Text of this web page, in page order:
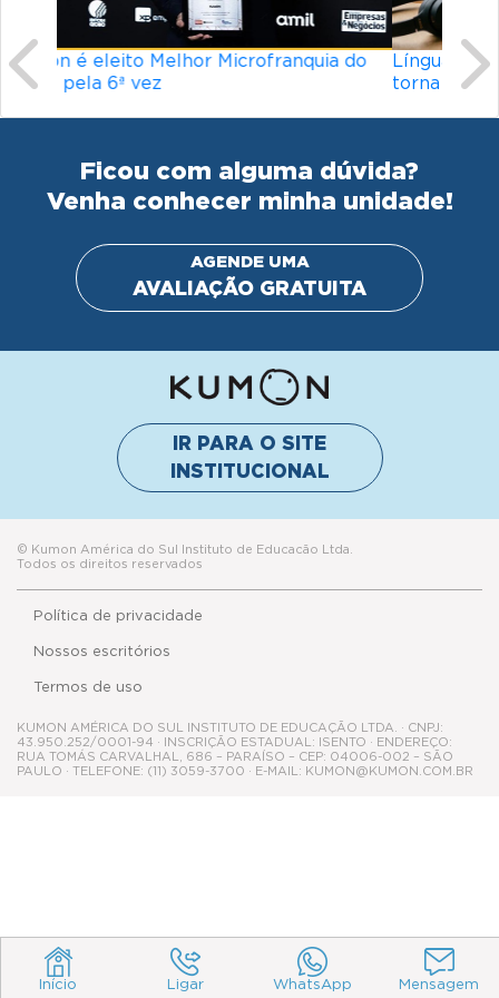
Início Ligar WhatsApp Mensagem
Ficou com alguma dúvida?
Venha conhecer minha unidade!
IR PARA O SITE
Todos os direitos reservados
Política de privacidade
Termos de uso
Nossos escritórios
KUMON AMÉRICA DO SUL INSTITUTO DE EDUCAÇÃO LTDA. · CNPJ:
43.950.252/0001-94 · INSCRIÇÃO ESTADUAL: ISENTO · ENDEREÇO:
RUA TOMÁS CARVALHAL, 686 – PARAÍSO – CEP: 04006-002 – SÃO